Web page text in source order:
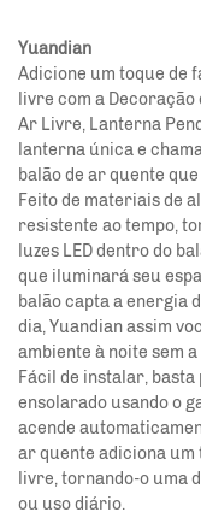
Yuandian
Adicione um toque de
livre com a Decoração
Ar Livre, Lanterna
lanterna única e
balão de ar quente
Feito de materiais de
resistente ao tempo,
luzes LED dentro do
que iluminará seu
balão capta a energia
dia,Yuandianassim
ambiente à noite sem
Fácil de instalar,
ensolarado usando o
acende
ar quente adiciona
livre, tornando-o uma
ou uso diário.